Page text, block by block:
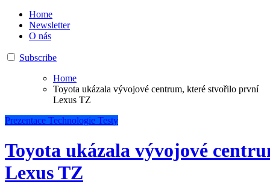
Home
Newsletter
O nás
Subscribe
Home
Toyota ukázala vývojové centrum, které stvořilo první
Lexus TZ
Prezentace Technologie Testy
Toyota ukázala vývojové
Lexus TZ